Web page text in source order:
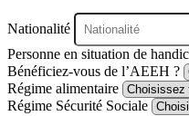
Nationalité
Personne en situation de
Bénéficiez-vous de l’AEEH ?
Régime alimentaire
Régime Sécurité Sociale